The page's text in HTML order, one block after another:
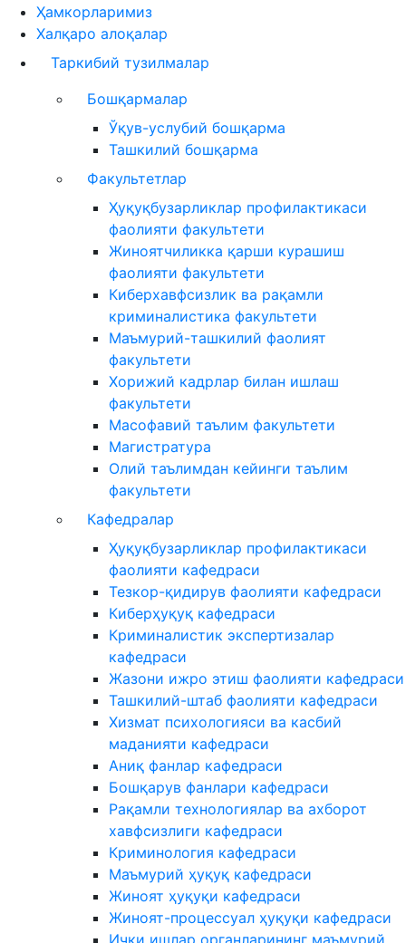
Ҳамкорларимиз
Халқаро алоқалар
Таркибий тузилмалар
Бошқармалар
Ўқув-услубий бошқарма
Ташкилий бошқарма
Факультетлар
Ҳуқуқбузарликлар профилактикаси
фаолияти факультети
Жиноятчиликка қарши курашиш
фаолияти факультети
Киберхавфсизлик ва рақамли
криминалистика факультети
Маъмурий-ташкилий фаолият
факультети
Хорижий кадрлар билан ишлаш
факультети
Масофавий таълим факультети
Магистратура
Олий таълимдан кейинги таълим
факультети
Кафедралар
Ҳуқуқбузарликлар профилактикаси
фаолияти кафедраси
Тезкор-қидирув фаолияти кафедраси
Киберҳуқуқ кафедраси
Криминалистик экспертизалар
кафедраси
Жазони ижро этиш фаолияти кафедраси
Ташкилий-штаб фаолияти кафедраси
Хизмат психологияси ва касбий
маданияти кафедраси
Аниқ фанлар кафедраси
Бошқарув фанлари кафедраси
Рақамли технологиялар ва ахборот
хавфсизлиги кафедраси
Криминология кафедраси
Маъмурий ҳуқуқ кафедраси
Жиноят ҳуқуқи кафедраси
Жиноят-процессуал ҳуқуқи кафедраси
Ички ишлар органларининг маъмурий